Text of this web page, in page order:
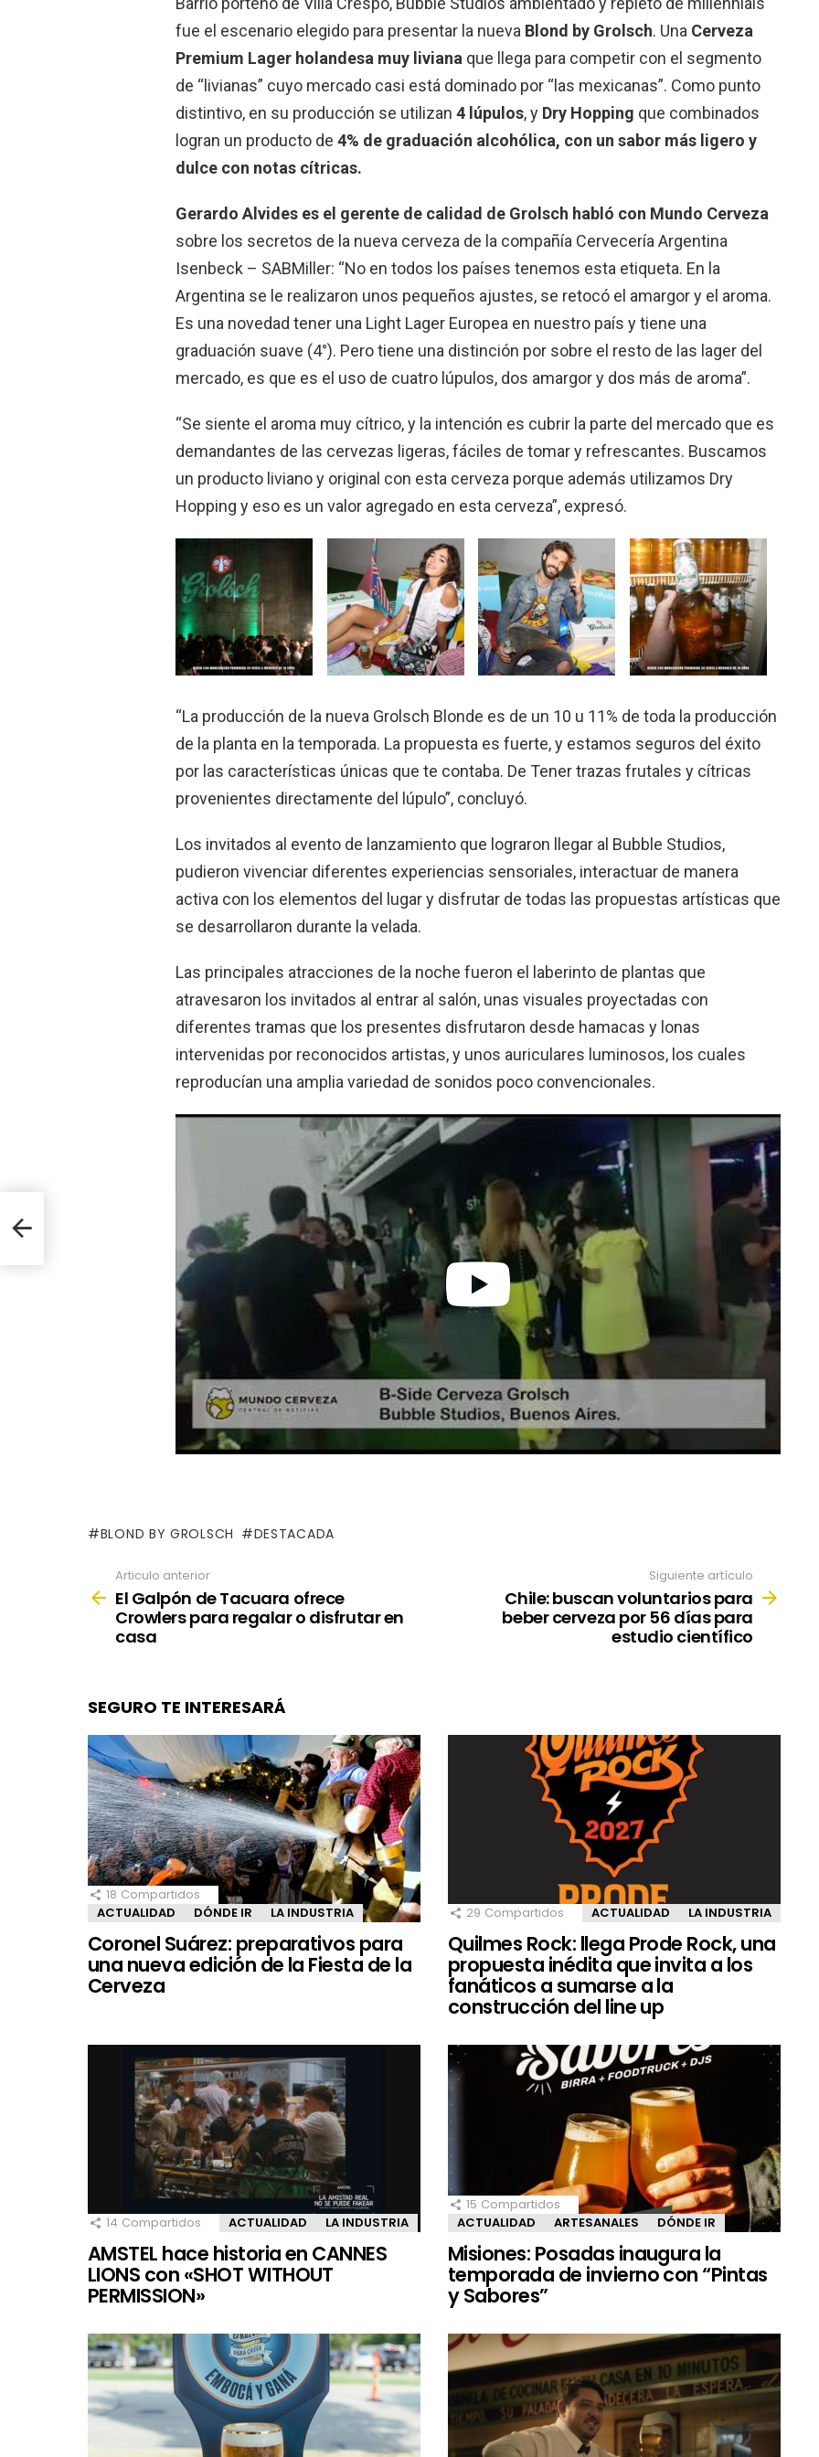
fue el escenario elegido para presentar la nueva Blond by Grolsch. Una Cerveza
Premium Lager holandesa muy liviana que llega para competir con el segmento
de “livianas” cuyo mercado casi está dominado por “las mexicanas”. Como punto
distintivo, en su producción se utilizan 4 lúpulos, y Dry Hopping que combinados
logran un producto de 4% de graduación alcohólica, con un sabor más ligero y
dulce con notas cítricas.
Gerardo Alvides es el gerente de calidad de Grolsch habló con Mundo Cerveza
sobre los secretos de la nueva cerveza de la compañía Cervecería Argentina
Isenbeck – SABMiller: “No en todos los países tenemos esta etiqueta. En la
Argentina se le realizaron unos pequeños ajustes, se retocó el amargor y el aroma.
Es una novedad tener una Light Lager Europea en nuestro país y tiene una
graduación suave (4°). Pero tiene una distinción por sobre el resto de las lager del
mercado, es que es el uso de cuatro lúpulos, dos amargor y dos más de aroma”.
“Se siente el aroma muy cítrico, y la intención es cubrir la parte del mercado que es
demandantes de las cervezas ligeras, fáciles de tomar y refrescantes. Buscamos
un producto liviano y original con esta cerveza porque además utilizamos Dry
Hopping y eso es un valor agregado en esta cerveza”, expresó.
“La producción de la nueva Grolsch Blonde es de un 10 u 11% de toda la producción
de la planta en la temporada. La propuesta es fuerte, y estamos seguros del éxito
por las características únicas que te contaba. De Tener trazas frutales y cítricas
provenientes directamente del lúpulo”, concluyó.
Los invitados al evento de lanzamiento que lograron llegar al Bubble Studios,
pudieron vivenciar diferentes experiencias sensoriales, interactuar de manera
activa con los elementos del lugar y disfrutar de todas las propuestas artísticas que
se desarrollaron durante la velada.
Las principales atracciones de la noche fueron el laberinto de plantas que
atravesaron los invitados al entrar al salón, unas visuales proyectadas con
diferentes tramas que los presentes disfrutaron desde hamacas y lonas
intervenidas por reconocidos artistas, y unos auriculares luminosos, los cuales
reproducían una amplia variedad de sonidos poco convencionales.
BLOND BY GROLSCH DESTACADA
more
Articulo anterior
El Galpón de Tacuara ofrece
Crowlers para regalar o disfrutar en
casa
Siguiente artículo
Chile: buscan voluntarios para
beber cerveza por 56 días para
estudio científico
SEGURO TE INTERESARÁ
18 Compartidos
ACTUALIDAD
DÓNDE IR LA INDUSTRIA
Coronel Suárez: preparativos para
una nueva edición de la Fiesta de la
Cerveza
29 Compartidos ACTUALIDAD LA INDUSTRIA
Quilmes Rock: llega Prode Rock, una
propuesta inédita que invita a los
fanáticos a sumarse a la
construcción del line up
14 Compartidos ACTUALIDAD LA INDUSTRIA
AMSTEL hace historia en CANNES
LIONS con «SHOT WITHOUT
PERMISSION»
15 Compartidos
ACTUALIDAD
ARTESANALES DÓNDE IR
Misiones: Posadas inaugura la
temporada de invierno con “Pintas
y Sabores”